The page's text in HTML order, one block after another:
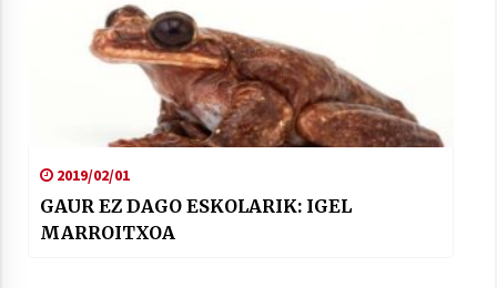
2019/02/01
GAUR EZ DAGO ESKOLARIK: IGEL
MARROITXOA